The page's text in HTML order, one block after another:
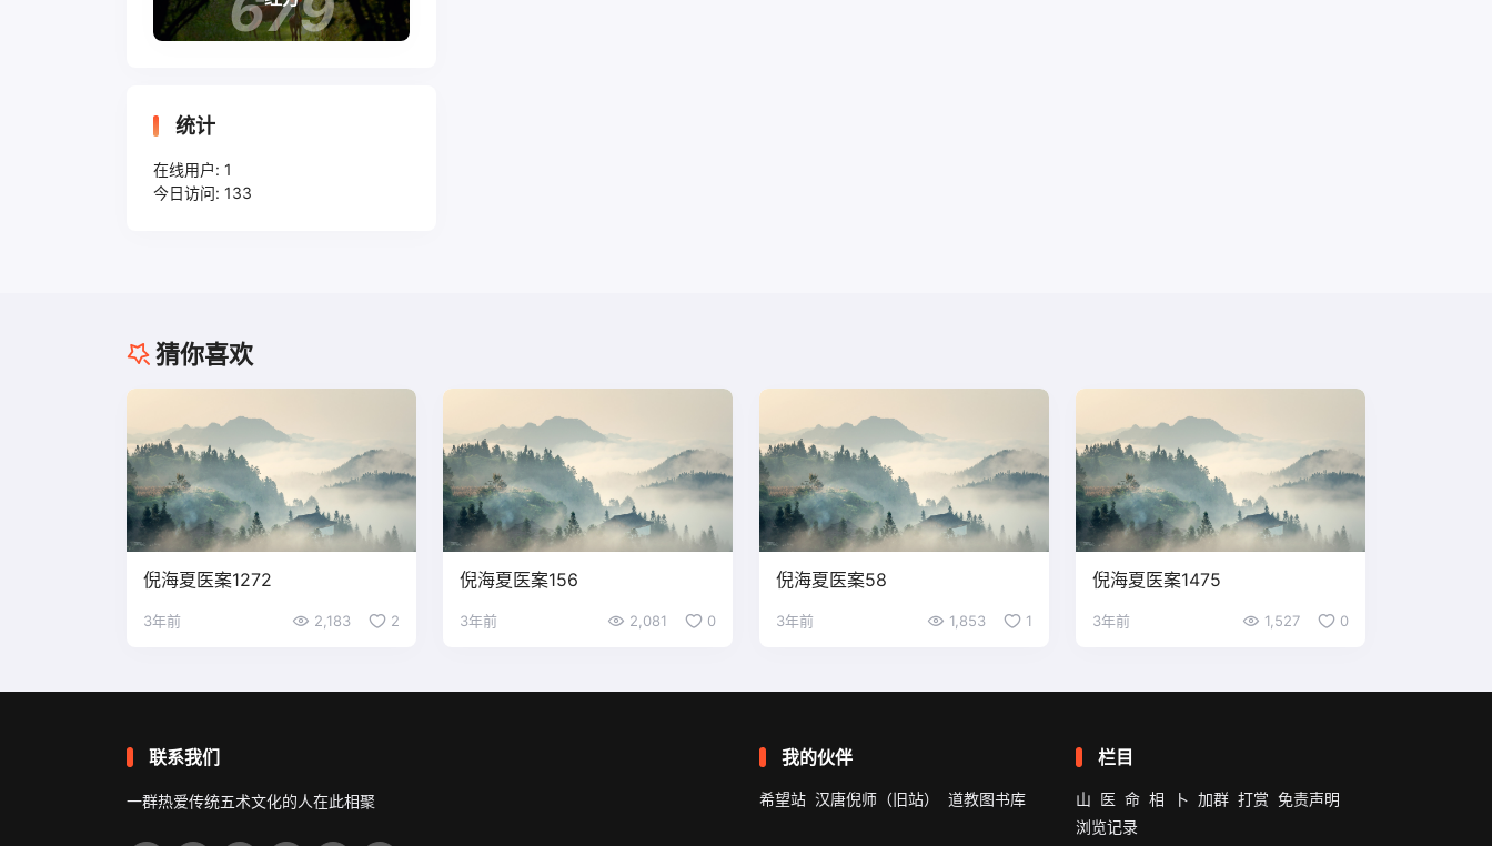
统计
在线用户: 1
今日访问: 133
猜你喜欢
倪海夏医案1272
3年前 2,183 2
倪海夏医案156
3年前 2,081 0
倪海夏医案58
3年前 1,853 1
倪海夏医案1475
3年前 1,527 0
联系我们
一群热爱传统五术文化的人在此相聚
我的伙伴
希望站 汉唐倪师（旧站） 道教图书库
栏目
山 医 命 相 卜 加群 打赏 免责声明
浏览记录